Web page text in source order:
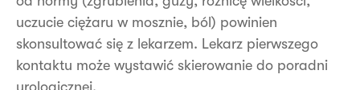
uczucie ciężaru w mosznie, ból) powinien
skonsultować się z lekarzem. Lekarz pierwszego
kontaktu może wystawić skierowanie do poradni